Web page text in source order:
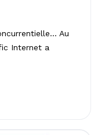
Au
Internet a